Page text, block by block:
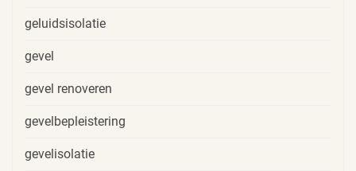
geluidsisolatie
gevel
gevel renoveren
gevelbepleistering
gevelisolatie